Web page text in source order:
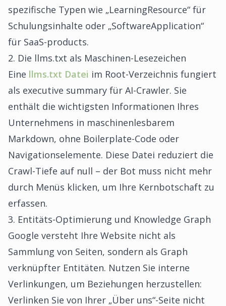
spezifische Typen wie „LearningResource“ für
Schulungsinhalte oder „SoftwareApplication“
für SaaS-products.
2. Die llms.txt als Maschinen-Lesezeichen
Eine llms.txt Datei im Root-Verzeichnis fungiert
als executive summary für AI-Crawler. Sie
enthält die wichtigsten Informationen Ihres
Unternehmens in maschinenlesbarem
Markdown, ohne Boilerplate-Code oder
Navigationselemente. Diese Datei reduziert die
Crawl-Tiefe auf null – der Bot muss nicht mehr
durch Menüs klicken, um Ihre Kernbotschaft zu
erfassen.
3. Entitäts-Optimierung und Knowledge Graph
Google versteht Ihre Website nicht als
Sammlung von Seiten, sondern als Graph
verknüpfter Entitäten. Nutzen Sie interne
Verlinkungen, um Beziehungen herzustellen:
Verlinken Sie von Ihrer „Über uns“-Seite nicht